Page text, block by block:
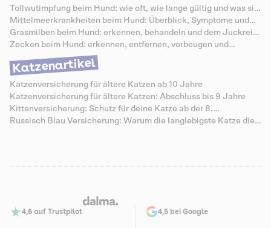
Tollwutimpfung beim Hund: wie oft, wie lange gültig und was sie
kostet
Mittelmeerkrankheiten beim Hund: Überblick, Symptome und
Schutz
Grasmilben beim Hund: erkennen, behandeln und dem Juckreiz
vorbeugen
Zecken beim Hund: erkennen, entfernen, vorbeugen und
Krankheiten vermeiden
Katzenartikel
Katzenversicherung für ältere Katzen ab 10 Jahre
Katzenversicherung für ältere Katzen: Abschluss bis 9 Jahre
Kittenversicherung: Schutz für deine Katze ab der 8.
Lebenswoche
Russisch Blau Versicherung: Warum die langlebigste Katze die
4,6 auf Trustpilot 4,5 bei Google